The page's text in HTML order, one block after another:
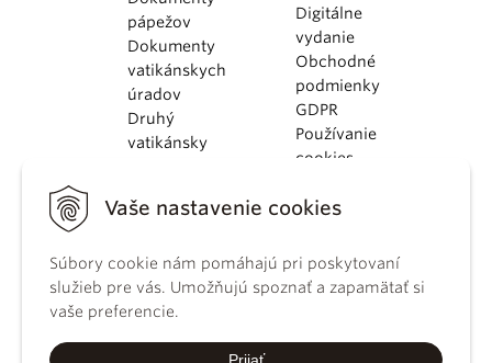
Vaše nastavenie cookies
Súbory cookie nám pomáhajú pri poskytovaní
služieb pre vás. Umožňujú spoznať a zapamätať si
vaše preferencie.
pápežov
Dokumenty
vatikánskych
úradov
Druhý
vatikánsky
KBS
kánonického
práva
Katechizmus
Digitálne
vydanie
Obchodné
podmienky
GDPR
Používanie
cookies